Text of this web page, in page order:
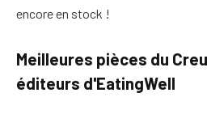
encore en stock !
Meilleures pièces du
éditeurs d'EatingWell